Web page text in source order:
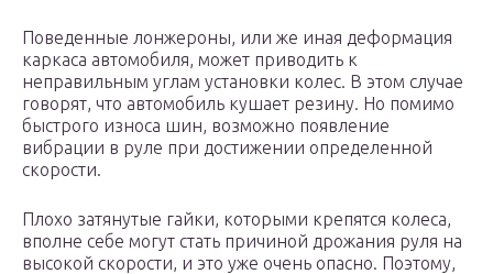
Поведенные лонжероны, или же иная деформация
каркаса автомобиля, может приводить к
неправильным углам установки колес. В этом случае
говорят, что автомобиль кушает резину. Но помимо
быстрого износа шин, возможно появление
вибрации в руле при достижении определенной
скорости.
Плохо затянутые гайки, которыми крепятся колеса,
вполне себе могут стать причиной дрожания руля на
высокой скорости, и это уже очень опасно. Поэтому,